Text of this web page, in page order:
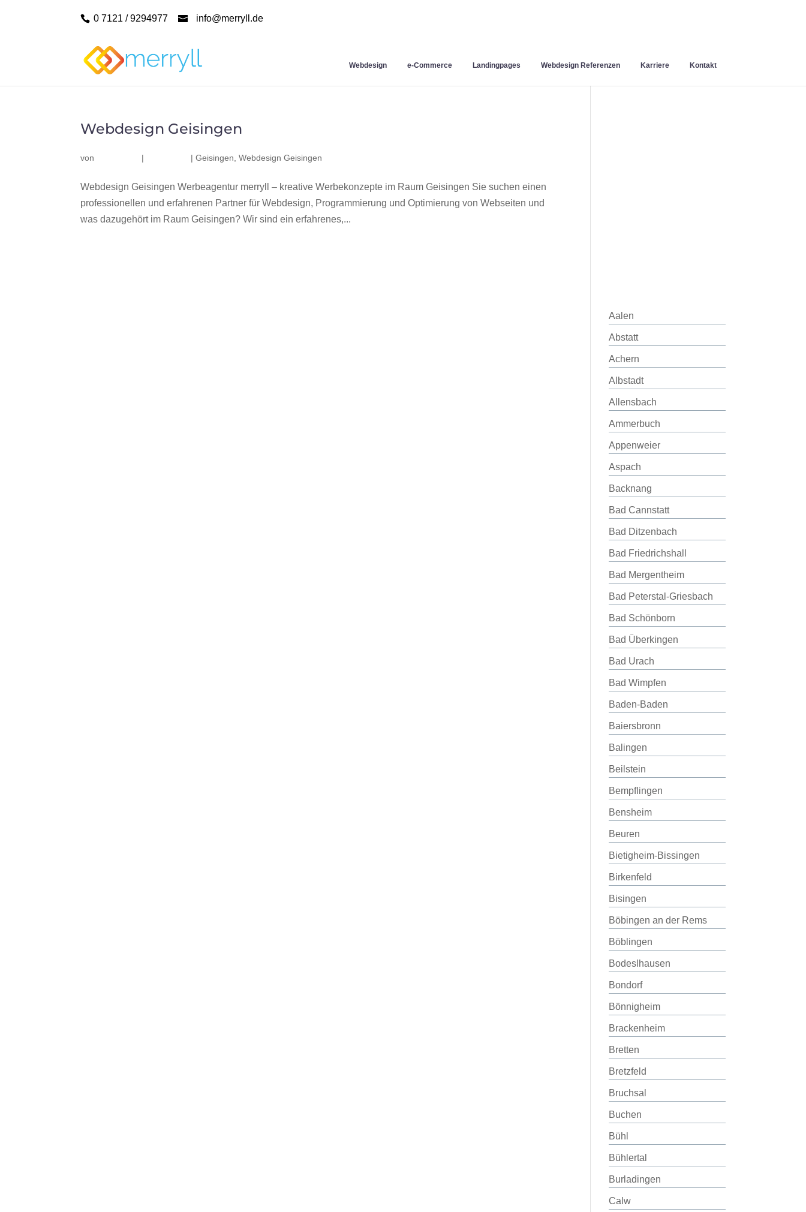
0 7121 / 9294977 info@merryll.de
Webdesign e-Commerce Landingpages Webdesign Referenzen Karriere Kontakt
Webdesign Geisingen
von | |Geisingen ,Webdesign Geisingen
Webdesign Geisingen Werbeagentur merryll – kreative Werbekonzepte im Raum Geisingen Sie suchen einen
professionellen und erfahrenen Partner für Webdesign, Programmierung und Optimierung von Webseiten und
was dazugehört im Raum Geisingen? Wir sind ein erfahrenes,...
Aalen
Abstatt
Achern
Albstadt
Allensbach
Ammerbuch
Appenweier
Aspach
Backnang
Bad Cannstatt
Bad Ditzenbach
Bad Friedrichshall
Bad Mergentheim
Bad Peterstal-Griesbach
Bad Schönborn
Bad Überkingen
Bad Urach
Bad Wimpfen
Baden-Baden
Baiersbronn
Balingen
Beilstein
Bempflingen
Bensheim
Beuren
Bietigheim-Bissingen
Birkenfeld
Bisingen
Böbingen an der Rems
Böblingen
Bodeslhausen
Bondorf
Bönnigheim
Brackenheim
Bretten
Bretzfeld
Bruchsal
Buchen
Bühl
Bühlertal
Burladingen
Calw